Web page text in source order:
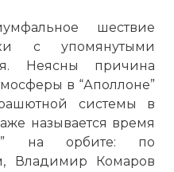
шествие
с упомянутыми
Неясны причина
в “Аполлоне”
системы в
называется время
1” на орбите: по
Владимир Комаров